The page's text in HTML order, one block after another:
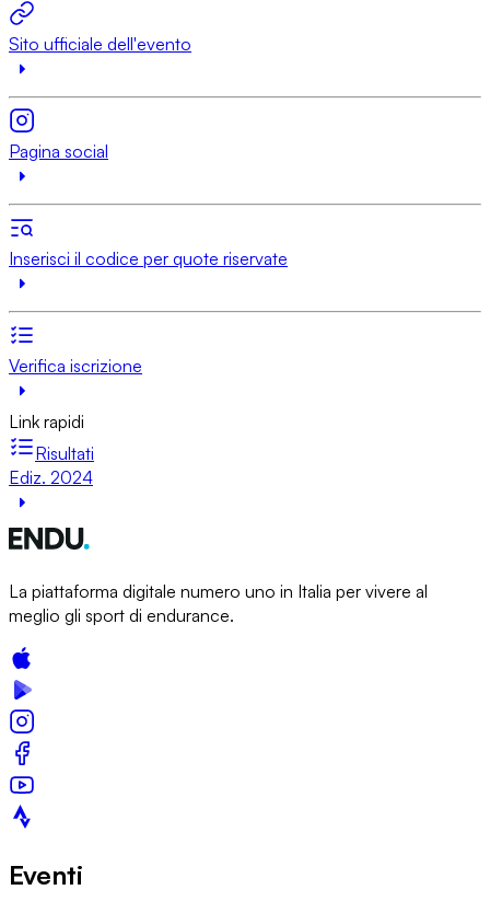
Sito ufficiale dell'evento
Pagina social
Inserisci il codice per quote riservate
Verifica iscrizione
Link rapidi
Risultati
Ediz. 2024
La piattaforma digitale numero uno in Italia per vivere al
meglio gli sport di endurance.
Eventi